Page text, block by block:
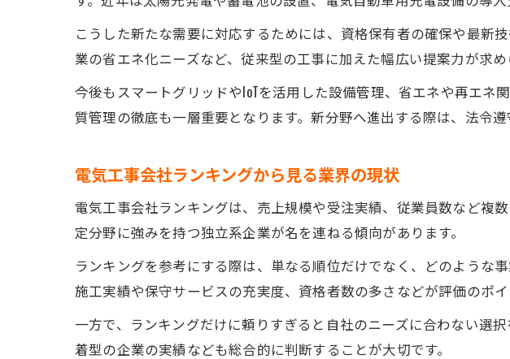
電気工事会社
電気工事会社
電気工事会社
就職に役立つ電気
電気工事会社
電気工事会社
電気工事会社
独立系と電力系の
電気工事会社
電気工事会社
電気工事会社
こうした新たな需要に対応するためには、資格保有者の確保や最新
業の省エネ化ニーズなど、従来型の工事に加えた幅広い提案力が求め
今後もスマートグリッドやIoTを活用した設備管理、省エネや再エ
質管理の徹底も一層重要となります。新分野へ進出する際は、法令
電気工事会社ランキングから見る業界の現状
電気工事会社ランキングは、売上規模や受注実績、従業員数など複
定分野に強みを持つ独立系企業が名を連ねる傾向があります。
ランキングを参考にする際は、単なる順位だけでなく、どのような
施工実績や保守サービスの充実度、資格者数の多さなどが評価のポイ
一方で、ランキングだけに頼りすぎると自社のニーズに合わない選
着型の企業の実績なども総合的に判断することが大切です。